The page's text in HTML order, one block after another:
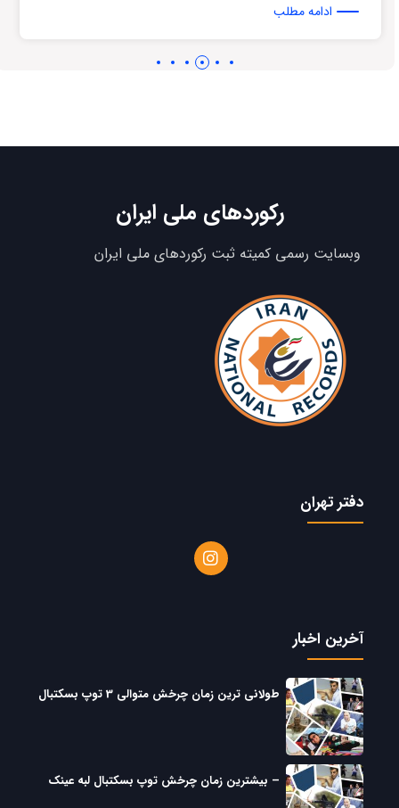
ادامه مطلب
رکوردهای ملی ایران
وبسایت رسمی کمیته ثبت رکوردهای ملی ایران
دفتر تهران
آخرین اخبار
طولانی ترین زمان چرخش متوالی 3 توپ بسکتبال
– بیشترین زمان چرخش توپ بسکتبال لبه عینک